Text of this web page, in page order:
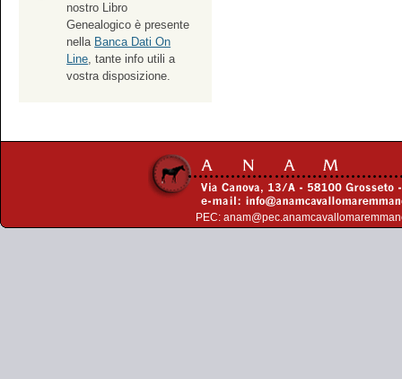
nostro Libro
Genealogico è presente
nella Banca Dati On
Line, tante info utili a
vostra disposizione.
PEC: